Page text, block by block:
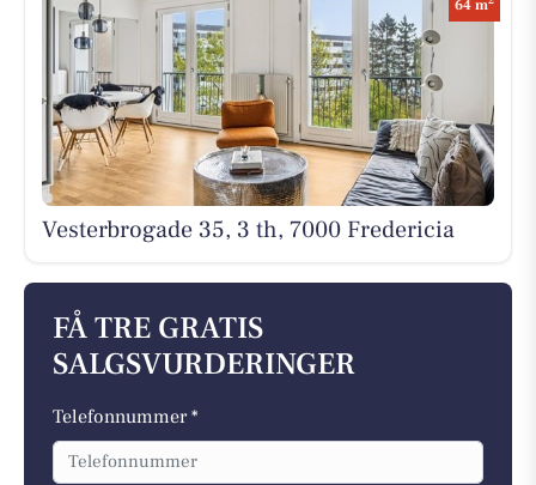
64 m
Vesterbrogade 35, 3 th, 7000 Fredericia
FÅ TRE GRATIS
SALGSVURDERINGER
Telefonnummer *